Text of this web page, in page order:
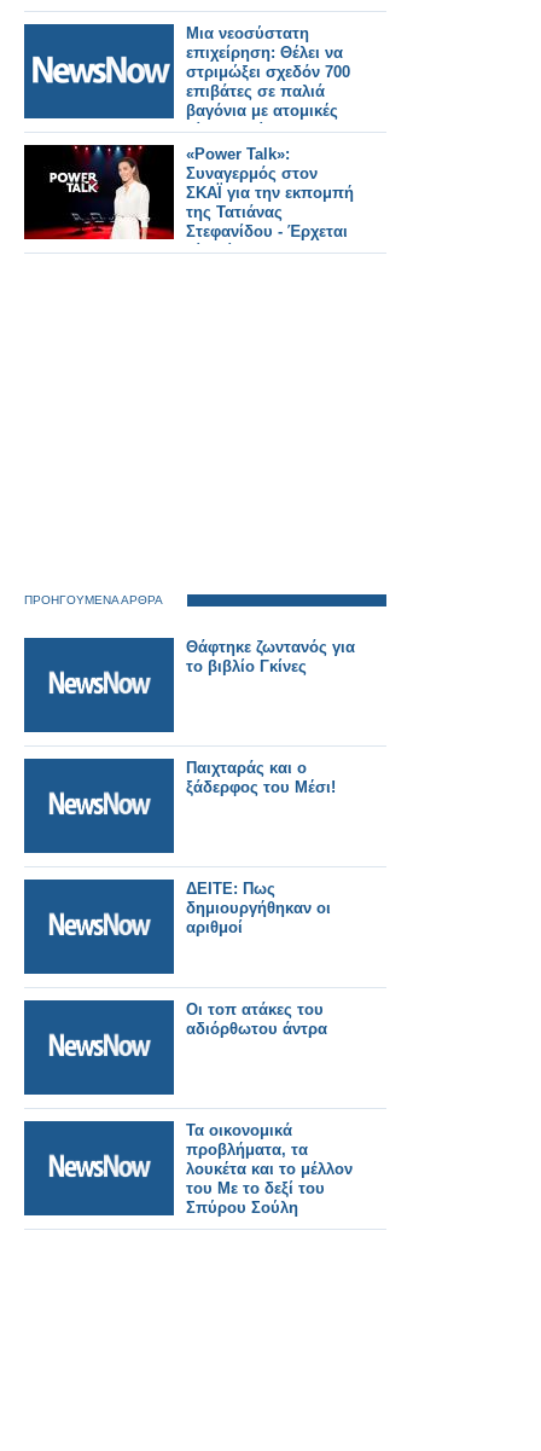
Μια νεοσύστατη
επιχείρηση: Θέλει να
στριμώξει σχεδόν 700
επιβάτες σε παλιά
βαγόνια με ατομικές
μίνι καμπίνες για να
μειώσει την τιμή!
«Power Talk»:
Συναγερμός στον
ΣΚΑΪ για την εκπομπή
της Τατιάνας
Στεφανίδου - Έρχεται
μίνι λίφτινγκ...
ΠΡΟΗΓΟΥΜΕΝΑ ΑΡΘΡΑ
Θάφτηκε ζωντανός για
το βιβλίο Γκίνες
Παιχταράς και ο
ξάδερφος του Μέσι!
ΔΕΙΤΕ: Πως
δημιουργήθηκαν οι
αριθμοί
Οι τοπ ατάκες του
αδιόρθωτου άντρα
Τα οικονομικά
προβλήματα, τα
λουκέτα και το μέλλον
του Με το δεξί του
Σπύρου Σούλη